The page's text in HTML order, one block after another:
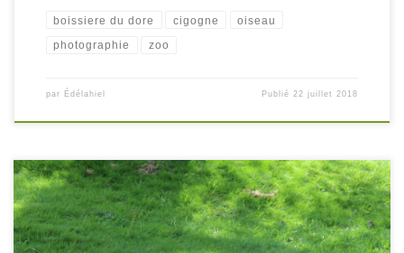
boissiere du dore cigogne oiseau
photographie zoo
par Édélahiel Publié22 juillet 2018